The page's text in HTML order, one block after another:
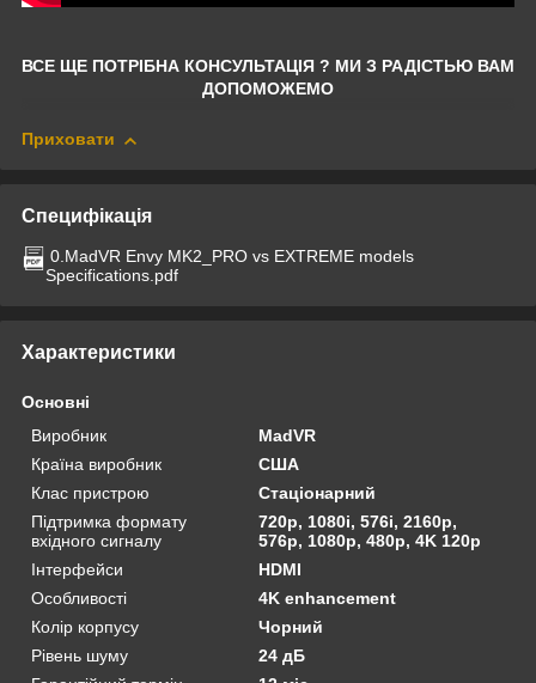
ВСЕ ЩЕ ПОТРІБНА КОНСУЛЬТАЦІЯ ? МИ З РАДІСТЬЮ ВАМ
ДОПОМОЖЕМО
Приховати
Специфікація
0.MadVR Envy MK2_PRO vs EXTREME models
Specifications.pdf
Характеристики
Основні
Виробник
MadVR
Країна виробник
США
Клас пристрою
Стаціонарний
Підтримка формату
вхідного сигналу
720p, 1080i, 576i, 2160p,
576p, 1080p, 480p, 4K 120p
Інтерфейси
HDMI
Особливості
4K enhancement
Колір корпусу
Чорний
Рівень шуму
24 дБ